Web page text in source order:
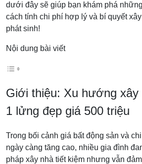
dưới đây sẽ giúp bạn khám phá
cách tính chi phí hợp lý và bí quyết
phát sinh!
Nội dung bài viết
Giới thiệu: Xu hướng xây
1 lửng đẹp giá 500 triệu
Trong bối cảnh giá bất động sản và
ngày càng tăng cao, nhiều gia đình
pháp xây nhà tiết kiệm nhưng vẫn